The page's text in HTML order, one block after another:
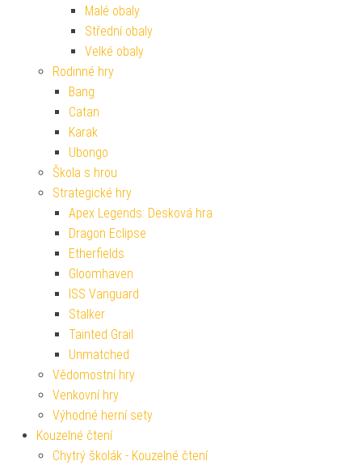
Malé obaly
Střední obaly
Velké obaly
Rodinné hry
Bang
Catan
Karak
Ubongo
Škola s hrou
Strategické hry
Apex Legends: Desková hra
Dragon Eclipse
Etherfields
Gloomhaven
ISS Vanguard
Stalker
Tainted Grail
Unmatched
Vědomostní hry
Venkovní hry
Výhodné herní sety
Kouzelné čtení
Chytrý školák - Kouzelné čtení